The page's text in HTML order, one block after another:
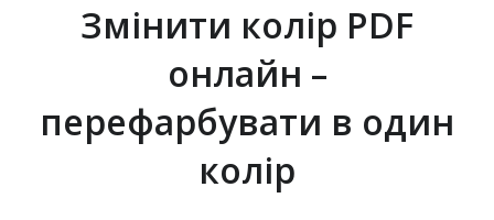
Змінити колір PDF
онлайн –
перефарбувати в один
колір